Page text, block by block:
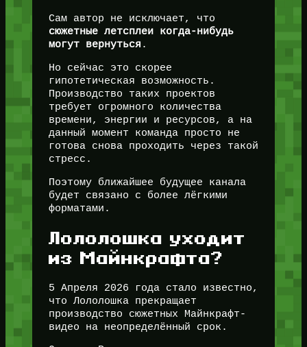
Сам автор не исключает, что
сюжетные летсплеи когда-нибудь
могут вернуться .
Но сейчас это скорее
гипотетическая возможность.
Производство таких проектов
требует огромного количества
времени, энергии и ресурсов, а на
данный момент команда просто не
готова снова проходить через такой
стресс.
Поэтому ближайшее будущее канала
будет связано с более лёгкими
форматами.
Лололошка уходит
из Майнкрафта?
5 Апреля 2026 года стало известно,
что Лололошка прекращает
производство сюжетных Майнкрафт-
видео на неопределённый срок.